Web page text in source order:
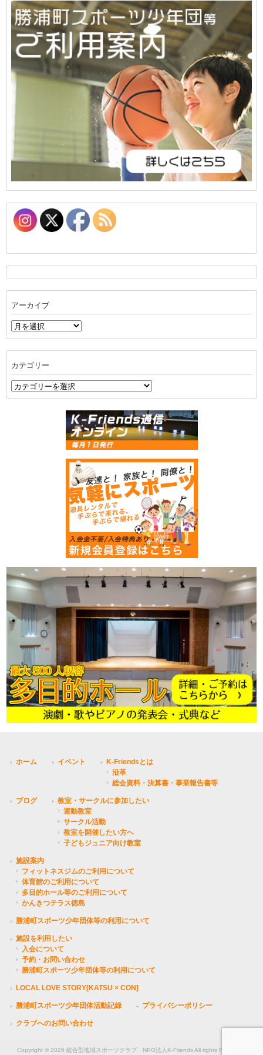
アーカイブ
ア
ー
ブ
カテゴリー
カ
テ
ホーム イベント
K-Friendsとは
沿革
総会資料・決算書・事業報告書等
ブログ
教室・サークルに参加したい
運動教室
サークル活動
教室を開催したい方へ
子どもジュニア向け教室
施設案内
フィットネスジムのご利用について
体育館のご利用について
多目的ホール等のご利用について
かんきつテラス徳島
勝浦町スポーツ少年団体等の利用について
施設を利用したい
入会について
予約・お問い合わせ
勝浦町スポーツ少年団体等の利用について
LOCAL LOVE STORY[KATSU × CON]
勝浦町スポーツ少年団体活動記録 プライバシーポリシー
クラブへのお問い合わせ
Copyright © 2026 総合型地域スポーツクラブ NPO法人K-Friends All rights Reserved.